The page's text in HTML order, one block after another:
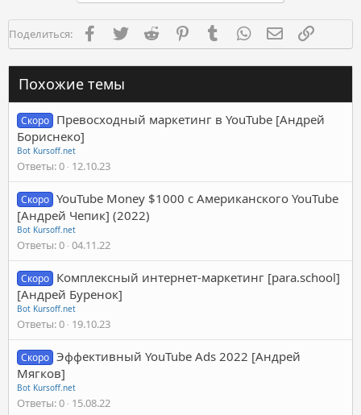
Поделиться: FacebookTwitter Reddit PinterestTumblr WhatsAppЭлектронная
Похожие темы
Скоро Превосходный маркетинг в YouTube [Андрей
Бориснеко]
Bot Kursoff.net
Ответы 0 12.10.23
Скоро YouTube Money $1000 с Американского YouTube
[Андрей Чепик] (2022)
Bot Kursoff.net
Ответы 0 04.11.22
Скоро Комплексный интернет-маркетинг [para.school]
[Андрей Буренок]
Bot Kursoff.net
Ответы 0 19.10.23
Скоро Эффективный YouTube Ads 2022 [Андрей
Мягков]
Bot Kursoff.net
Ответы 0 15.08.22